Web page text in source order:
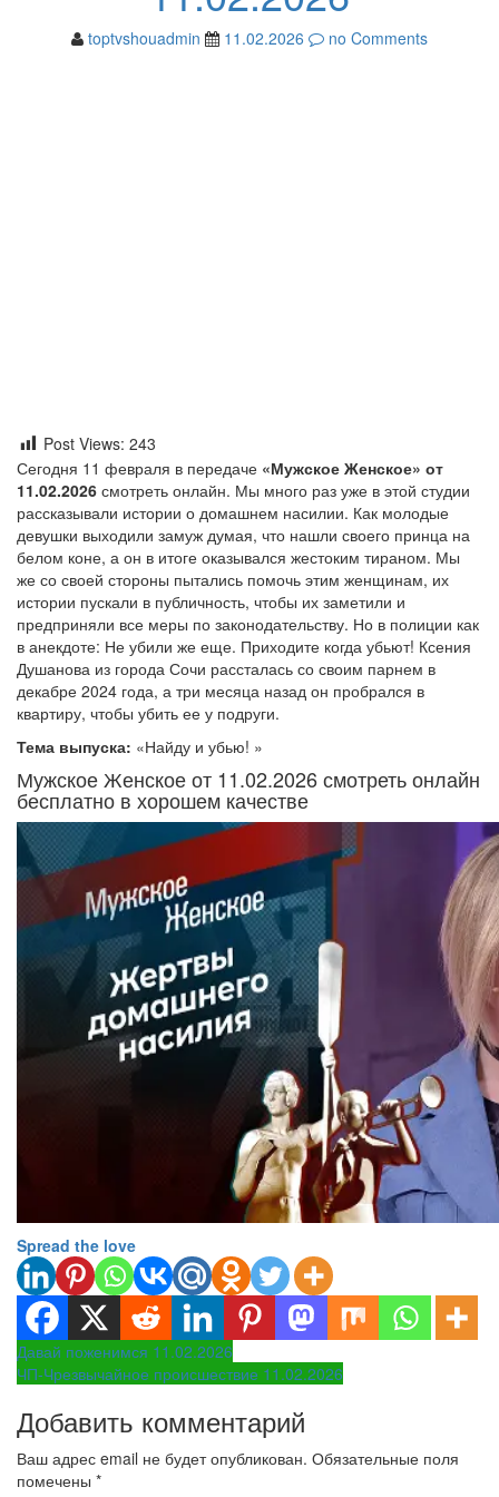
toptvshouadmin 11.02.2026 no Comments
Post Views: 243
Сегодня 11 февраля в передаче «Мужское Женское» от
11.02.2026 смотреть онлайн. Мы много раз уже в этой студии
рассказывали истории о домашнем насилии. Как молодые
девушки выходили замуж думая, что нашли своего принца на
белом коне, а он в итоге оказывался жестоким тираном. Мы
же со своей стороны пытались помочь этим женщинам, их
истории пускали в публичность, чтобы их заметили и
предприняли все меры по законодательству. Но в полиции как
в анекдоте: Не убили же еще. Приходите когда убьют! Ксения
Душанова из города Сочи рассталась со своим парнем в
декабре 2024 года, а три месяца назад он пробрался в
квартиру, чтобы убить ее у подруги.
Тема выпуска: «Найду и убью! »
Мужское Женское от 11.02.2026 смотреть онлайн
бесплатно в хорошем качестве
Spread the love
Навигация
по
записям
Давай поженимся 11.02.2026
ЧП-Чрезвычайное происшествие 11.02.2026
Добавить комментарий
Ваш адрес email не будет опубликован. Обязательные поля
помечены *